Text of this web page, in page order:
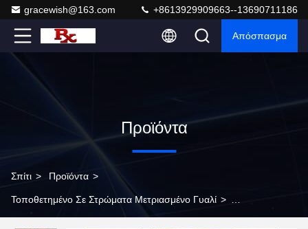
gracewish@163.com +8613929909663--13690711186
Απόσπασμα
Προϊόντα
Σπίτι > Προϊόντα >
Τοποθετημένο Σε Στρώματα Μετριασμένο Γυαλί >